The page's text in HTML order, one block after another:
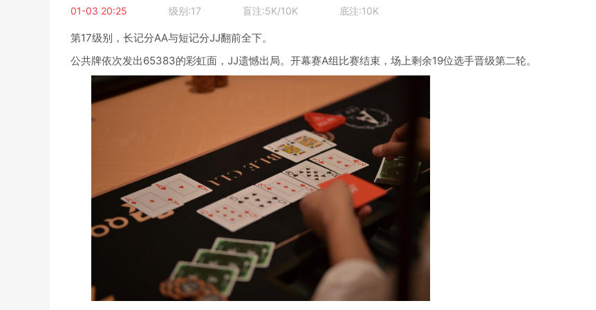
01-03 20:25 级别:17 盲注:5K/10K 底注:10K
第17级别，长记分AA与短记分JJ翻前全下。
公共牌依次发出65383的彩虹面，JJ遗憾出局。开幕赛A组比赛结束，场上剩余19位选手晋级第二轮。